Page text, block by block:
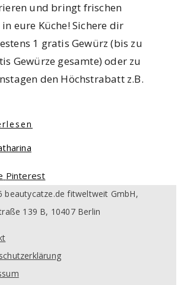
und bringt frischen
eure Küche! Sichere dir
1 gratis Gewürz (bis zu
Gewürze gesamte) oder zu
den Höchstrabatt z.B.
Pinterest
beautycatze.de fitweltweit GmbH,
139 B, 10407 Berlin